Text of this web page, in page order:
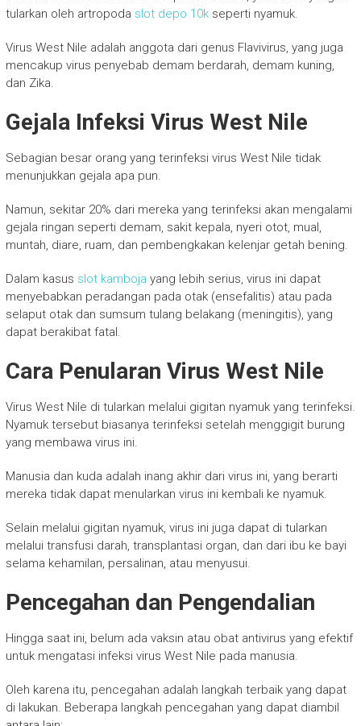
tularkan oleh artropoda slot depo 10kseperti nyamuk.
Virus West Nile adalah anggota dari genus Flavivirus, yang juga
mencakup virus penyebab demam berdarah, demam kuning,
dan Zika.
Gejala Infeksi Virus West Nile
Sebagian besar orang yang terinfeksi virus West Nile tidak
menunjukkan gejala apa pun.
Namun, sekitar 20% dari mereka yang terinfeksi akan mengalami
gejala ringan seperti demam, sakit kepala, nyeri otot, mual,
muntah, diare, ruam, dan pembengkakan kelenjar getah bening.
Dalam kasus slot kamboja yang lebih serius, virus ini dapat
menyebabkan peradangan pada otak (ensefalitis) atau pada
selaput otak dan sumsum tulang belakang (meningitis), yang
dapat berakibat fatal.
Cara Penularan Virus West Nile
Virus West Nile di tularkan melalui gigitan nyamuk yang terinfeksi.
Nyamuk tersebut biasanya terinfeksi setelah menggigit burung
yang membawa virus ini.
Manusia dan kuda adalah inang akhir dari virus ini, yang berarti
mereka tidak dapat menularkan virus ini kembali ke nyamuk.
Selain melalui gigitan nyamuk, virus ini juga dapat di tularkan
melalui transfusi darah, transplantasi organ, dan dari ibu ke bayi
selama kehamilan, persalinan, atau menyusui.
Pencegahan dan Pengendalian
Hingga saat ini, belum ada vaksin atau obat antivirus yang efektif
untuk mengatasi infeksi virus West Nile pada manusia.
Oleh karena itu, pencegahan adalah langkah terbaik yang dapat
di lakukan. Beberapa langkah pencegahan yang dapat diambil